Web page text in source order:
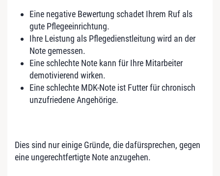
Eine negative Bewertung schadet Ihrem Ruf als
gute Pflegeeinrichtung.
Ihre Leistung als Pflegedienstleitung wird an der
Note gemessen.
Eine schlechte Note kann für Ihre Mitarbeiter
demotivierend wirken.
Eine schlechte MDK-Note ist Futter für chronisch
unzufriedene Angehörige.
Dies sind nur einige Gründe, die dafürsprechen, gegen
eine ungerechtfertigte Note anzugehen.